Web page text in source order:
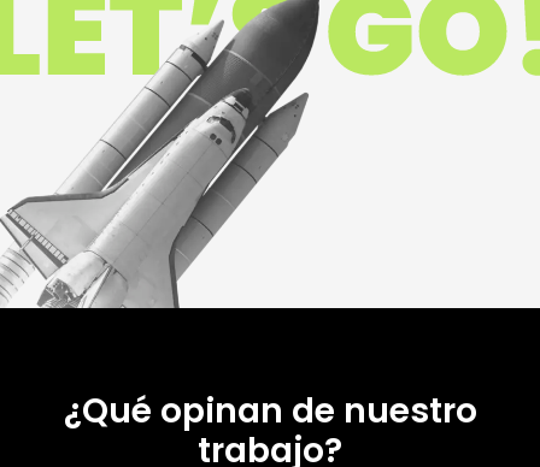
¿Qué opinan de nuestro
trabajo?